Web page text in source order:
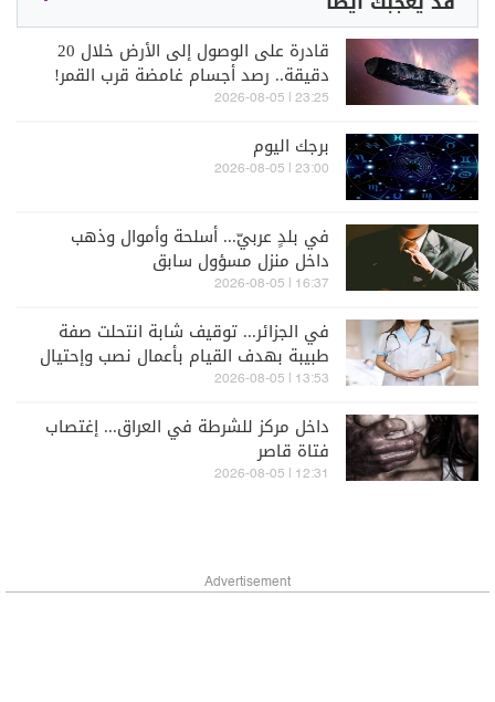
قادرة على الوصول إلى الأرض خلال 20
دقيقة.. رصد أجسام غامضة قرب القمر!
23:25 | 2026-08-05
برجك اليوم
23:00 | 2026-08-05
في بلدٍ عربيّ... أسلحة وأموال وذهب
داخل منزل مسؤول سابق
16:37 | 2026-08-05
في الجزائر... توقيف شابة انتحلت صفة
طبيبة بهدف القيام بأعمال نصب وإحتيال
13:53 | 2026-08-05
داخل مركز للشرطة في العراق... إغتصاب
فتاة قاصر
12:31 | 2026-08-05
Advertisement